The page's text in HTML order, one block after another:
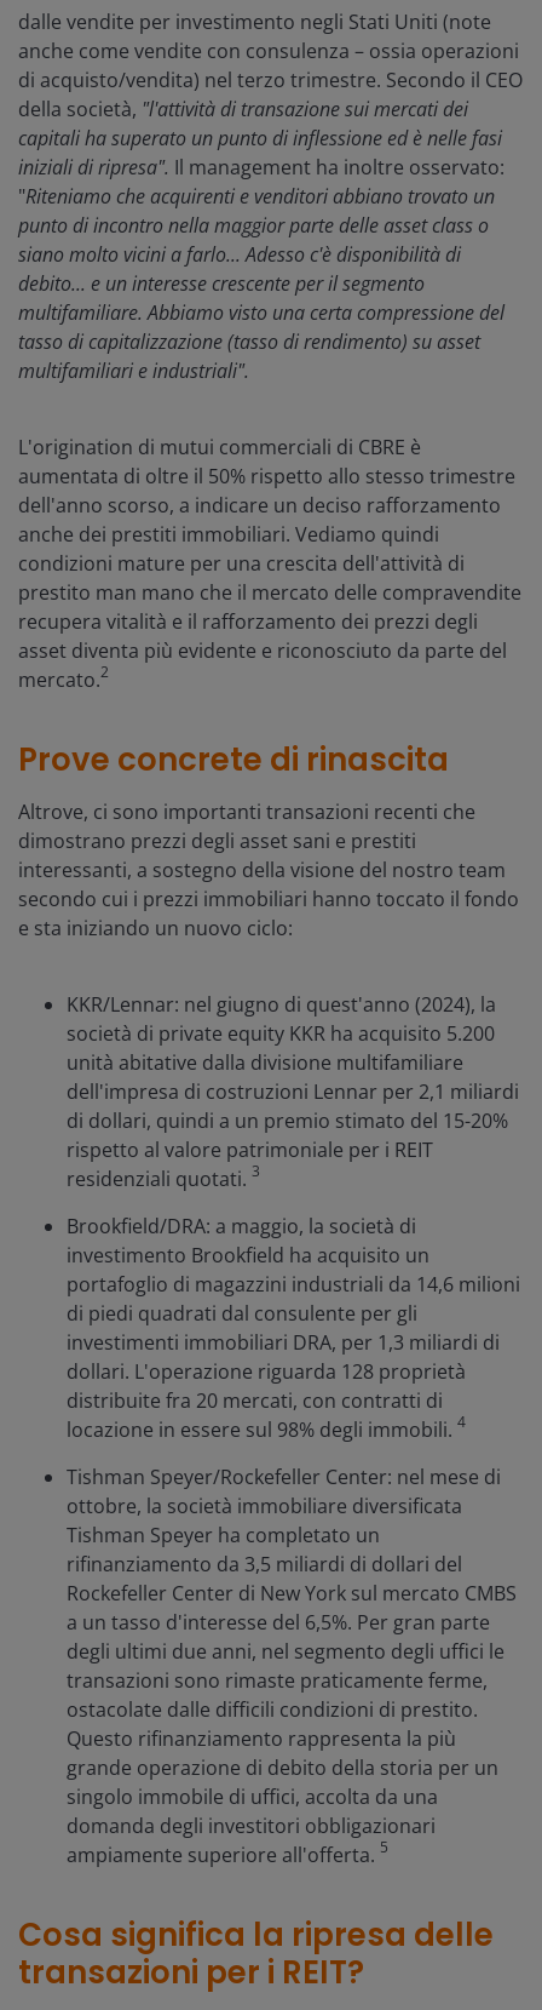
dalle vendite per investimento negli Stati Uniti (note
anche come vendite con consulenza – ossia operazioni
di acquisto/vendita) nel terzo trimestre. Secondo il CEO
della società, "l'attività di transazione sui mercati dei
capitali ha superato un punto di inflessione ed è nelle fasi
iniziali di ripresa". Il management ha inoltre osservato:
"Riteniamo che acquirenti e venditori abbiano trovato un
punto di incontro nella maggior parte delle asset class o
siano molto vicini a farlo... Adesso c'è disponibilità di
debito... e un interesse crescente per il segmento
multifamiliare. Abbiamo visto una certa compressione del
tasso di capitalizzazione (tasso di rendimento) su asset
multifamiliari e industriali".
L'origination di mutui commerciali di CBRE è
aumentata di oltre il 50% rispetto allo stesso trimestre
dell'anno scorso, a indicare un deciso rafforzamento
anche dei prestiti immobiliari. Vediamo quindi
condizioni mature per una crescita dell'attività di
prestito man mano che il mercato delle compravendite
recupera vitalità e il rafforzamento dei prezzi degli
asset diventa più evidente e riconosciuto da parte del
mercato.2
Prove concrete di rinascita
Altrove, ci sono importanti transazioni recenti che
dimostrano prezzi degli asset sani e prestiti
interessanti, a sostegno della visione del nostro team
secondo cui i prezzi immobiliari hanno toccato il fondo
e sta iniziando un nuovo ciclo:
KKR/Lennar: nel giugno di quest'anno (2024), la
società di private equity KKR ha acquisito 5.200
unità abitative dalla divisione multifamiliare
dell'impresa di costruzioni Lennar per 2,1 miliardi
di dollari, quindi a un premio stimato del 15-20%
rispetto al valore patrimoniale per i REIT
residenziali quotati. 3
Brookfield/DRA: a maggio, la società di
investimento Brookfield ha acquisito un
portafoglio di magazzini industriali da 14,6 milioni
di piedi quadrati dal consulente per gli
investimenti immobiliari DRA, per 1,3 miliardi di
dollari. L'operazione riguarda 128 proprietà
distribuite fra 20 mercati, con contratti di
locazione in essere sul 98% degli immobili. 4
Tishman Speyer/Rockefeller Center: nel mese di
ottobre, la società immobiliare diversificata
Tishman Speyer ha completato un
rifinanziamento da 3,5 miliardi di dollari del
Rockefeller Center di New York sul mercato CMBS
a un tasso d'interesse del 6,5%. Per gran parte
degli ultimi due anni, nel segmento degli uffici le
transazioni sono rimaste praticamente ferme,
ostacolate dalle difficili condizioni di prestito.
Questo rifinanziamento rappresenta la più
grande operazione di debito della storia per un
singolo immobile di uffici, accolta da una
domanda degli investitori obbligazionari
ampiamente superiore all'offerta. 5
Cosa significa la ripresa delle
transazioni per i REIT?